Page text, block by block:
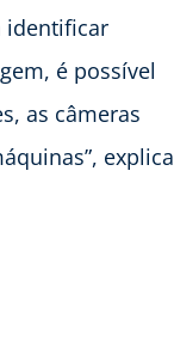
identificar
é possível
as câmeras
explica